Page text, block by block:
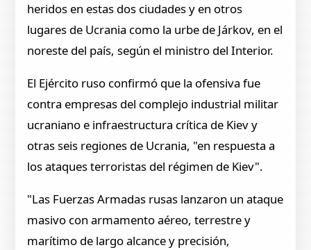
heridos en estas dos ciudades y en otros
lugares de Ucrania como la urbe de Járkov, en el
noreste del país, según el ministro del Interior.
El Ejército ruso confirmó que la ofensiva fue
contra empresas del complejo industrial militar
ucraniano e infraestructura crítica de Kiev y
otras seis regiones de Ucrania, "en respuesta a
los ataques terroristas del régimen de Kiev".
"Las Fuerzas Armadas rusas lanzaron un ataque
masivo con armamento aéreo, terrestre y
marítimo de largo alcance y precisión,